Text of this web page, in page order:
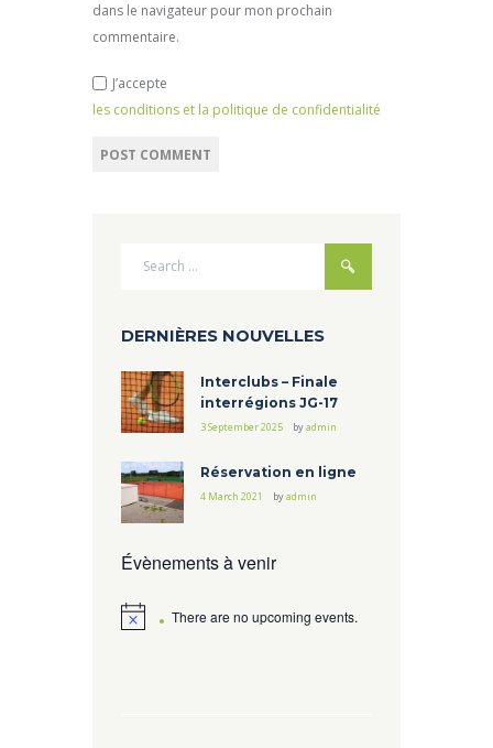
dans le navigateur pour mon prochain
commentaire.
J’accepte
les conditions et la politique de confidentialité
DERNIÈRES NOUVELLES
Interclubs – Finale
interrégions JG-17
3 September 2025 byadmin
Réservation en ligne
4 March 2021 byadmin
Évènements à venir
There are no upcoming events.